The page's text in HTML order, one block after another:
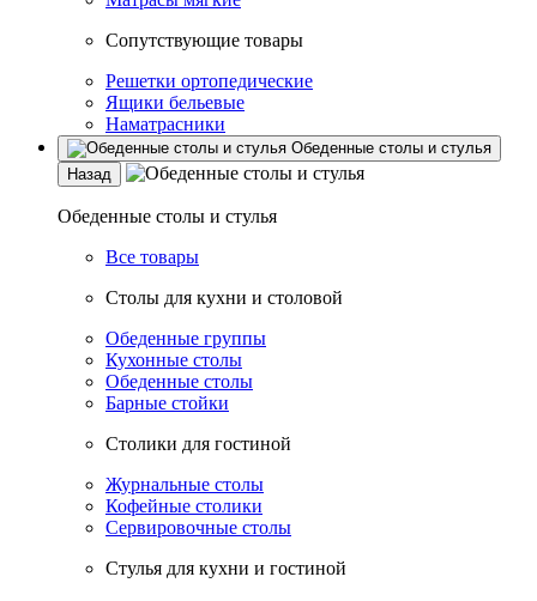
Сопутствующие товары
Решетки ортопедические
Ящики бельевые
Наматрасники
Обеденные столы и стулья
Назад
Обеденные столы и стулья
Все товары
Столы для кухни и столовой
Обеденные группы
Кухонные столы
Обеденные столы
Барные стойки
Столики для гостиной
Журнальные столы
Кофейные столики
Сервировочные столы
Стулья для кухни и гостиной